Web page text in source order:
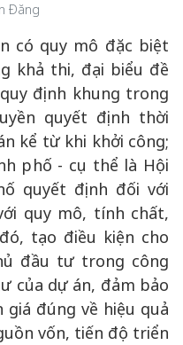
Đăng
có quy mô đặc biệt
khả thi, đại biểu đề
định khung trong
quyết định thời
kể từ khi khởi công;
phố - cụ thể là Hội
quyết định đối với
quy mô, tính chất,
tạo điều kiện cho
đầu tư trong công
của dự án, đảm bảo
đúng về hiệu quả
vốn, tiến độ triển